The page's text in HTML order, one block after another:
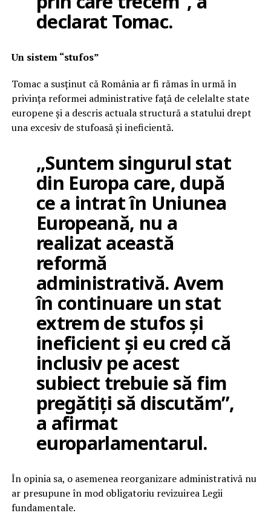
declarat Tomac.
Un sistem “stufos”
Tomac a susținut că România ar fi rămas în urmă în
privința reformei administrative față de celelalte state
europene și a descris actuala structură a statului drept
una excesiv de stufoasă și ineficientă.
„Suntem singurul stat
din Europa care, după
ce a intrat în Uniunea
Europeană, nu a
realizat această
reformă
administrativă. Avem
în continuare un stat
extrem de stufos și
ineficient și eu cred că
inclusiv pe acest
subiect trebuie să fim
pregătiți să discutăm”,
a afirmat
europarlamentarul.
În opinia sa, o asemenea reorganizare administrativă nu
ar presupune în mod obligatoriu revizuirea Legii
fundamentale.